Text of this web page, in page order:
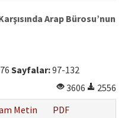
Arap Bürosu’nun
Sayfalar:97-132
3606
2556
Metin
PDF